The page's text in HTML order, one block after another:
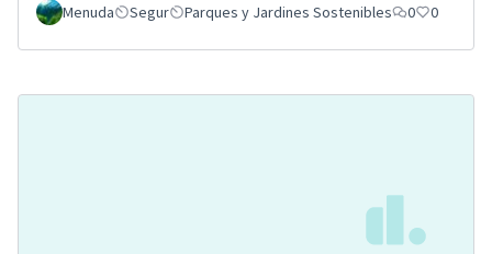
Menuda Segur Parques y Jardines Sostenibles 0 0